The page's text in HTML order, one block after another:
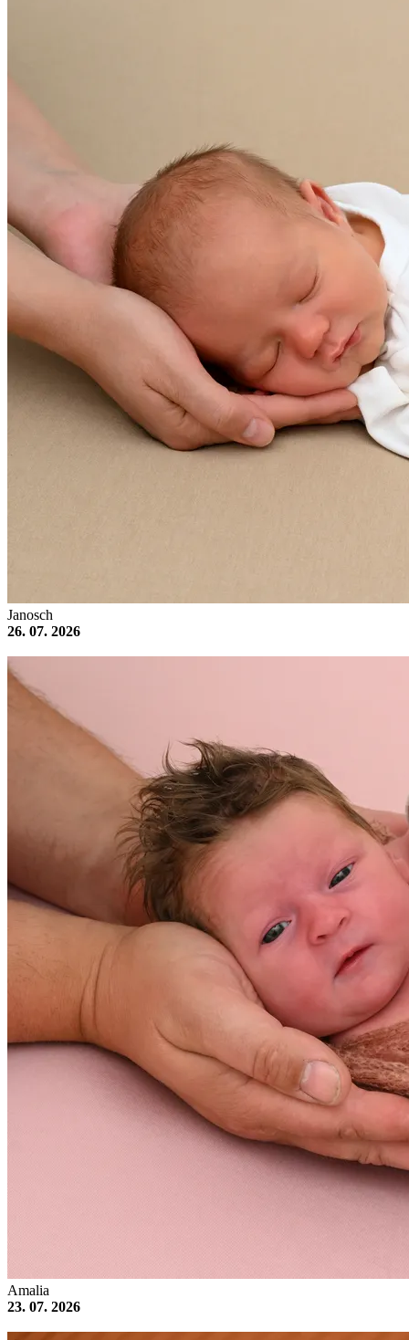
Janosch
26. 07. 2026
Amalia
23. 07. 2026